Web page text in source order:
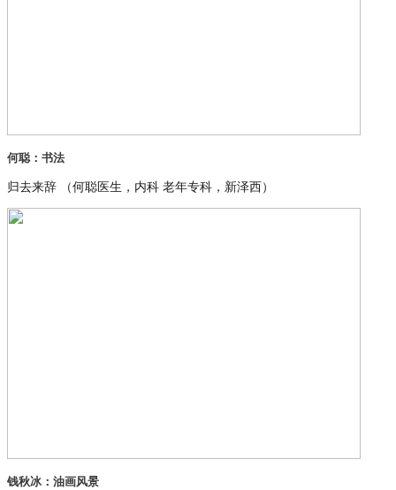
何聪：书法
归去来辞 （何聪医生，内科 老年专科，新泽西）
钱秋冰：油画风景